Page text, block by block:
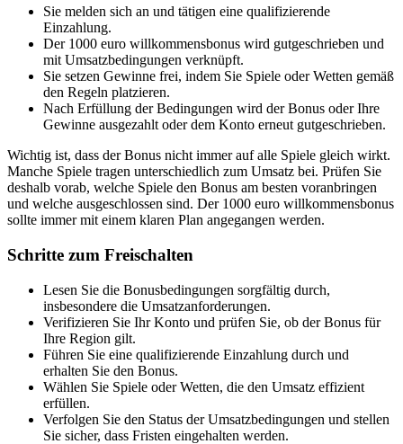
Sie melden sich an und tätigen eine qualifizierende
Einzahlung.
Der 1000 euro willkommensbonus wird gutgeschrieben und
mit Umsatzbedingungen verknüpft.
Sie setzen Gewinne frei, indem Sie Spiele oder Wetten gemäß
den Regeln platzieren.
Nach Erfüllung der Bedingungen wird der Bonus oder Ihre
Gewinne ausgezahlt oder dem Konto erneut gutgeschrieben.
Wichtig ist, dass der Bonus nicht immer auf alle Spiele gleich wirkt.
Manche Spiele tragen unterschiedlich zum Umsatz bei. Prüfen Sie
deshalb vorab, welche Spiele den Bonus am besten voranbringen
und welche ausgeschlossen sind. Der 1000 euro willkommensbonus
sollte immer mit einem klaren Plan angegangen werden.
Schritte zum Freischalten
Lesen Sie die Bonusbedingungen sorgfältig durch,
insbesondere die Umsatzanforderungen.
Verifizieren Sie Ihr Konto und prüfen Sie, ob der Bonus für
Ihre Region gilt.
Führen Sie eine qualifizierende Einzahlung durch und
erhalten Sie den Bonus.
Wählen Sie Spiele oder Wetten, die den Umsatz effizient
erfüllen.
Verfolgen Sie den Status der Umsatzbedingungen und stellen
Sie sicher, dass Fristen eingehalten werden.